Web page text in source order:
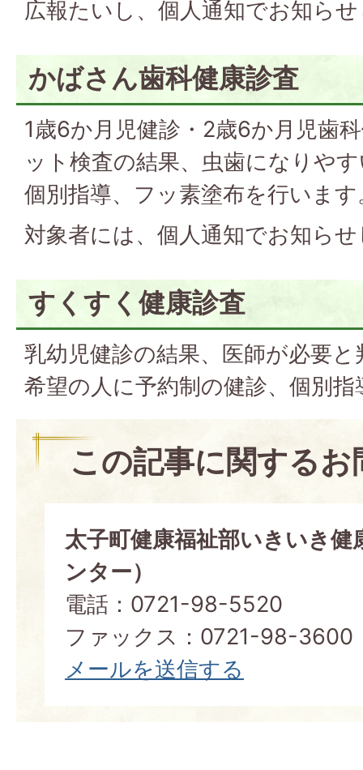
広報たいし、個人通知でお知ら
かばさん歯科健康診査
1歳6か月児健診・2歳6か月児歯
ット検査の結果、虫歯になりや
個別指導、フッ素塗布を行います
対象者には、個人通知でお知ら
すくすく健康診査
乳幼児健診の結果、医師が必要
希望の人に予約制の健診、個別
この記事に関する
太子町健康福祉部いきいき健
ンター）
電話：0721-98-5520
ファックス：0721-98-3600
メールを送信する